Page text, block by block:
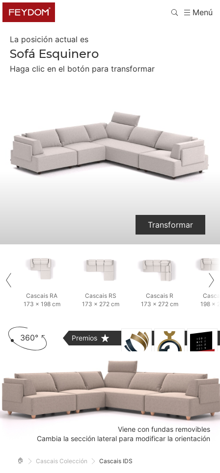
Menú
La posición actual es
Sofá Esquinero
Separate Seaters and Armchair
Cama Doble y Sillón
Haga clic en el botón para transformar
Transformar
Cascais RA
173 × 198 cm
Cascais RS
173 × 272 cm
Cascais R
173 × 272 cm
198 ×
Viene con fundas removibles
Cambia la sección lateral para modificar la orientación
360° Premios
🏠 Cascais Colección Cascais IDS